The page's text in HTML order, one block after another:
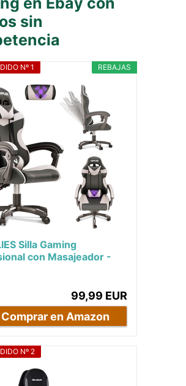
sin
REBAJAS
Nº 1
Silla Gaming
con Masajeador -
99,99 EUR
Comprar en Amazon
Nº 2